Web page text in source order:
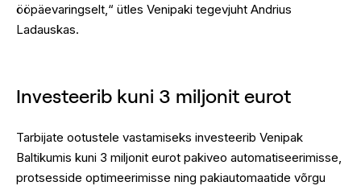
ööpäevaringselt,“ ütles Venipaki tegevjuht Andrius
Ladauskas.
Investeerib kuni 3 miljonit eurot
Tarbijate ootustele vastamiseks investeerib Venipak
Baltikumis kuni 3 miljonit eurot pakiveo automatiseerimisse,
protsesside optimeerimisse ning pakiautomaatide võrgu